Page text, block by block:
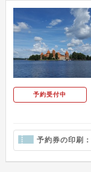
予約受付中
予約券の印刷：